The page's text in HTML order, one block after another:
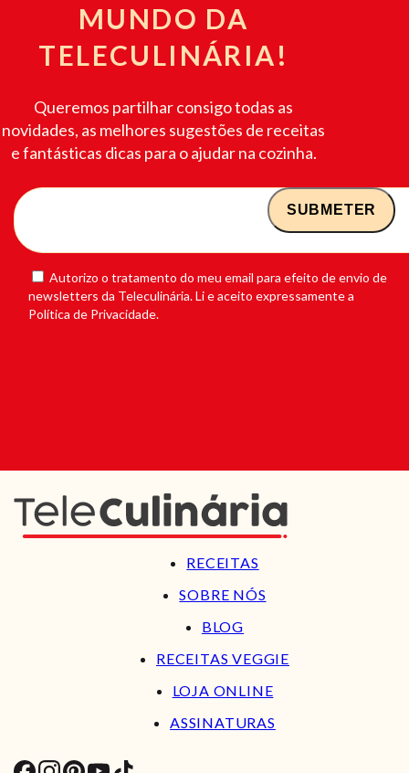
MUNDO DA
TELECULINÁRIA!
Queremos partilhar consigo todas as
novidades, as melhores sugestões de receitas
e fantásticas dicas para o ajudar na cozinha.
Autorizo o tratamento do meu email para efeito de envio de
newsletters da Teleculinária. Li e aceito expressamente a
Política de Privacidade.
RECEITAS
SOBRE NÓS
BLOG
RECEITAS VEGGIE
LOJA ONLINE
ASSINATURAS